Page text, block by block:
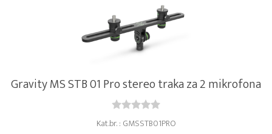
Gravity MS STB 01 Pro stereo traka za 2 mikrofona
Kat.br. : GMSSTB01PRO